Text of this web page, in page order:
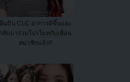
อึนบิน CLC อาการดีขึ้นและ
กลับมาร่วมโปรโมทกับเพื่อน
สมาชิกแล้ว!!